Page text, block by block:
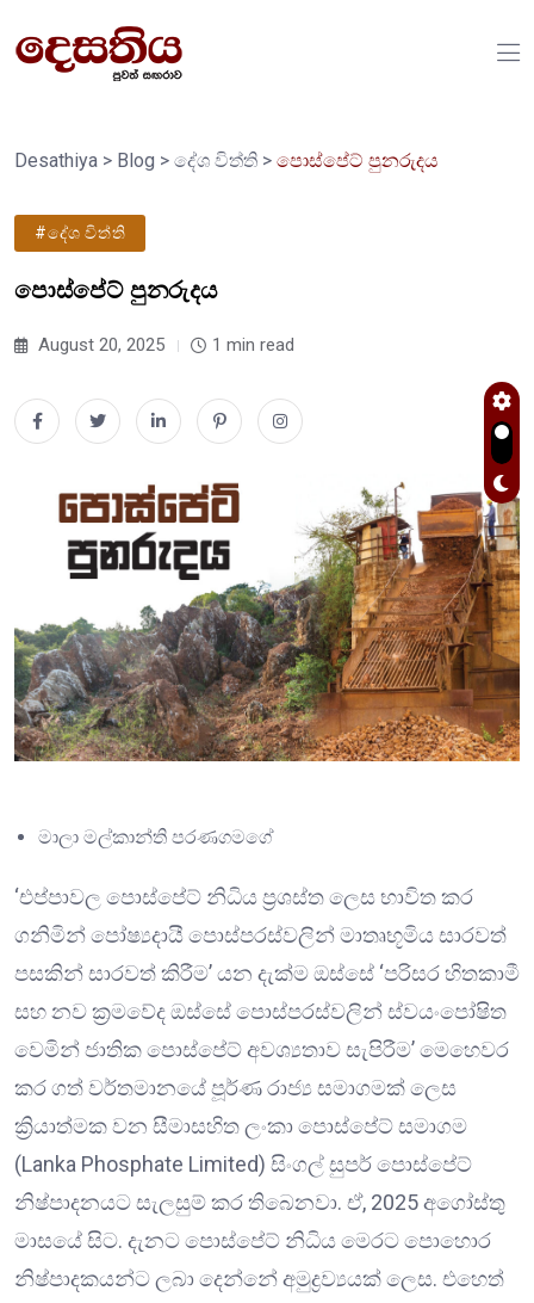
Desathiya > Blog > දේශ විත්ති > පොස්පේට් පුනරුදය
#දේශ විත්ති
පොස්පේට් පුනරුදය
August 20, 2025 1 min read
මාලා මල්කාන්ති පරණගමගේ
‘එප්පාවල පොස්පේට් නිධිය ප්‍රශස්ත ලෙස භාවිත කර
ගනිමින් පෝෂ්‍යදායී පොස්පරස්වලින් මාතෘභූමිය සාරවත්
පසකින් සාරවත් කිරීම’ යන දැක්ම ඔස්සේ ‘පරිසර හිතකාමී
සහ නව ක්‍රමවේද ඔස්සේ පොස්පරස්වලින් ස්වයංපෝෂිත
වෙමින් ජාතික පොස්පේට් අවශ්‍යතාව සැපිරීම’ මෙහෙවර
කර ගත් වර්තමානයේ පූර්ණ රාජ්‍ය සමාගමක් ලෙස
ක්‍රියාත්මක වන සීමාසහිත ලංකා පොස්පේට් සමාගම
(Lanka Phosphate Limited) සිංගල් සුපර් පොස්පේට්
නිෂ්පාදනයට සැලසුම් කර තිබෙනවා. ඒ, 2025 අගෝස්තු
මාසයේ සිට. දැනට පොස්පේට් නිධිය මෙරට පොහොර
නිෂ්පාදකයන්ට ලබා දෙන්නේ අමුද්‍රව්‍යයක් ලෙස. එහෙත්